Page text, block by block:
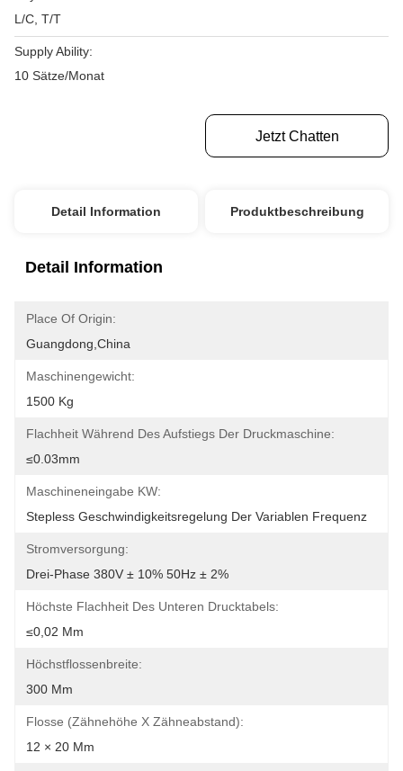
L/C, T/T
Supply Ability:
10 Sätze/Monat
Jetzt Chatten
Detail Information Produktbeschreibung
Detail Information
Place Of Origin:
Guangdong,China
Maschinengewicht:
1500 Kg
Flachheit Während Des Aufstiegs Der Druckmaschine:
≤0.03mm
Maschineneingabe KW:
Stepless Geschwindigkeitsregelung Der Variablen Frequenz
Stromversorgung:
Drei-Phase 380V ± 10% 50Hz ± 2%
Höchste Flachheit Des Unteren Drucktabels:
≤0,02 Mm
Höchstflossenbreite:
300 Mm
Flosse (Zähnehöhe X Zähneabstand):
12 × 20 Mm